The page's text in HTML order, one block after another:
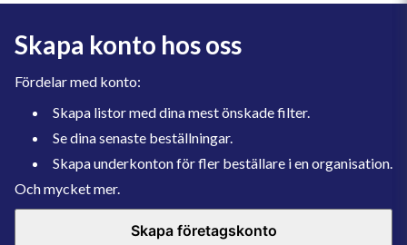
Skapa konto hos oss
Fördelar med konto:
Skapa listor med dina mest önskade filter.
Se dina senaste beställningar.
Skapa underkonton för fler beställare i en organisation.
Och mycket mer.
Skapa företagskonto